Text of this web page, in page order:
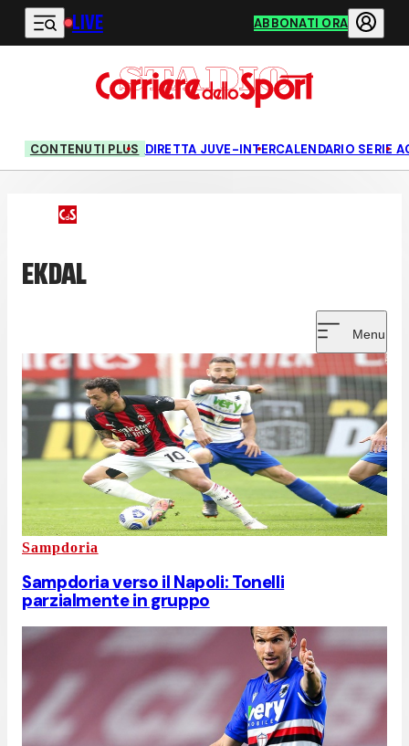
Vai al contenuto principale
LIVE ABBONATI ORA
CONTENUTI PLUS DIRETTA JUVE-INTERCALENDARIO SERIE A
EKDAL
Menu
Sampdoria
Sampdoria verso il Napoli: Tonelli
parzialmente in gruppo